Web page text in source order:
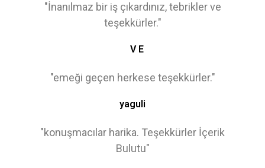
"İnanılmaz bir iş çıkardınız, tebrikler ve
teşekkürler."
V E
"emeği geçen herkese teşekkürler."
yaguli
"konuşmacılar harika. Teşekkürler İçerik
Bulutu"